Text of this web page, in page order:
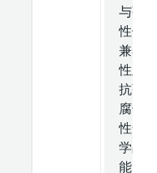
与弹
性体
兼容
性及
抗强
腐蚀
性化
学品
能